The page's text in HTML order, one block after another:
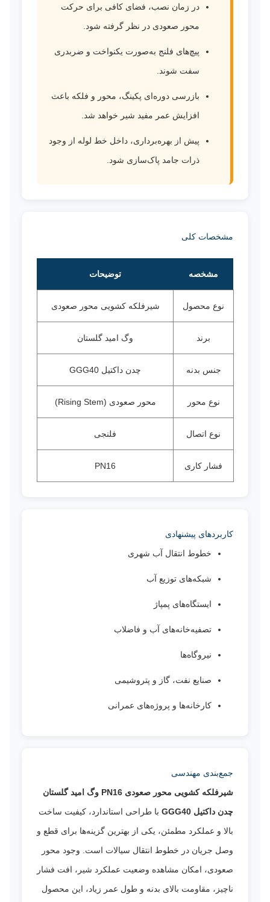
در زمان نصب، فضای کافی برای حرکت
محور صعودی در نظر گرفته شود.
پیچ‌های فلنج به‌صورت یکنواخت و ضربدری
سفت شوند.
بازرسی دوره‌ای پکینگ، محور و فلکه باعث
افزایش عمر مفید شیر خواهد شد.
پیش از بهره‌برداری، داخل خط لوله از وجود
ذرات جامد پاک‌سازی شود.
مشخصات کلی
مشخصه توضیحات
نوع محصول شیرفلکه کشویی محور صعودی
برند وگ امید گلستان
جنس بدنه چدن داکتیل GGG40
نوع محور محور صعودی (Rising Stem)
نوع اتصال فلنجی
فشار کاری PN16
کاربردهای پیشنهادی
خطوط انتقال آب شهری
شبکه‌های توزیع آب
ایستگاه‌های پمپاژ
تصفیه‌خانه‌های آب و فاضلاب
نیروگاه‌ها
صنایع نفت، گاز و پتروشیمی
کارخانه‌ها و پروژه‌های عمرانی
جمع‌بندی مهندسی
شیرفلکه کشویی محور صعودی PN16 وگ امید گلستان
چدن داکتیل GGG40
با طراحی استاندارد، کیفیت ساخت
بالا و عملکرد مطمئن، یکی از بهترین گزینه‌ها برای قطع و
وصل جریان در خطوط انتقال سیالات است. وجود محور
صعودی، امکان مشاهده وضعیت عملکرد شیر، افت فشار
ناچیز، مقاومت بالای بدنه و طول عمر زیاد، این محصول